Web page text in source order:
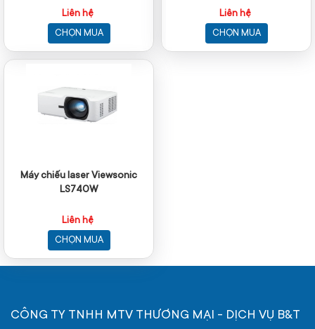
Liên hệ
CHỌN MUA
Liên hệ
CHỌN MUA
Máy chiếu laser Viewsonic
LS740W
Liên hệ
CHỌN MUA
CÔNG TY TNHH MTV THƯƠNG MẠI - DỊCH VỤ B&T